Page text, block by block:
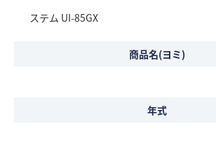
ステム UI-85GX
商品名(ヨミ)
年式